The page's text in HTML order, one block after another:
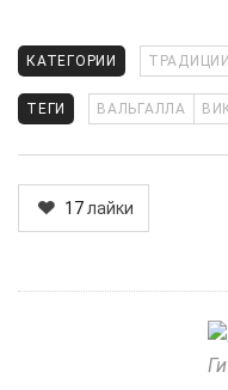
КАТЕГОРИИ
ТЕГИ ВАЛЬГАЛЛА
17лайки